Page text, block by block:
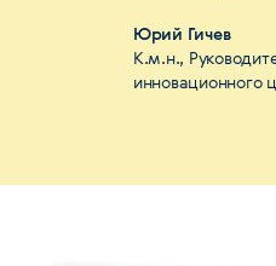
Юрий Гичев
К.м.н.,
инновационного